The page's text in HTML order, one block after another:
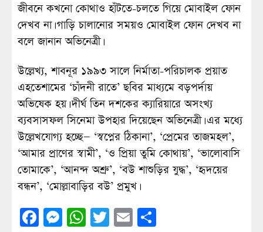
জীবনে কখনো কোথাও হাঁটতে-চলতে গিয়ে মোবাইল ফোন
দেখব না। গাড়ি চালানোর সময়ও মোবাইল ফোন দেখব না
বলে জানান অভিনেত্রী।
উল্লেখ্য, শাবনূর ১৯৯৩ সালে নির্মাতা-পরিচালক প্রয়াত
এহতেশামের ‘চাঁদনী রাতে’ ছবির মাধ্যমে বড়পর্দায়
অভিষেক হয়। দীর্ঘ তিন দশকের ক্যারিয়ারে অসংখ্য
ব্যবসাসফল সিনেমা উপহার দিয়েছেন অভিনেত্রী। এর মধ্যে
উল্লেখযোগ্য হচ্ছে— ‘স্বপ্নের ঠিকানা’, ‘প্রেমের তাজমহল’,
‘আমার প্রাণের স্বামী’, ‘ও প্রিয়া তুমি কোথায়’, ‘ভালোবাসি
তোমাকে’, ‘আনন্দ অশ্রু’, ‘বউ শাশুড়ির যুদ্ধ’, ‘হৃদয়ের
বন্ধন’, ‘মোল্লাবাড়ির বউ’ প্রমুখ।
Facebook
Messenger
WhatsApp
Twitter
Email